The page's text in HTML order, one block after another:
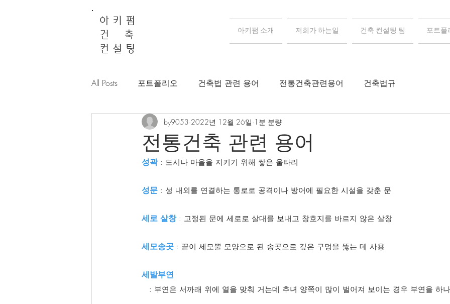
아 키 펌
건 축
컨 설 팅
아키펌 소개 저희가 하는일 건축 컨설팅 팀 포트폴
All Posts 포트폴리오 건축법 관련 용어 전통건축관련용어 건축법규
전통건축 관련 용어
by9053 2022년 12월 26일 1분 분량
성곽 : 도시나 마을을 지키기 위해 쌓은 울타리
성문 : 성 내외를 연결하는 통로로 공격이나 방어에 필요한 시설을 갖춘 문
세로 살창 : 고정된 문에 세로로 살대를 보내고 창호지를 바르지 않은 살창
세모송곳 : 끝이 세모뿔 모양으로 된 송곳으로 깊은 구멍을 뚫는 데 사용
세발부연
: 부연은 서까래 위에 열을 맞춰 거는데 추녀 양쪽이 많이 벌어져 보이는 경우 부연을 하